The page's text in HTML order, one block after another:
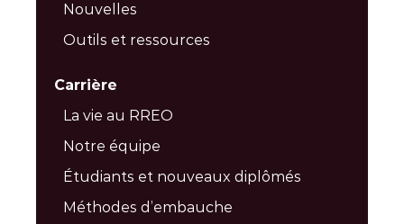
Nouvelles
Outils et ressources
Carrière
La vie au RREO
Notre équipe
Étudiants et nouveaux diplômés
Méthodes d’embauche